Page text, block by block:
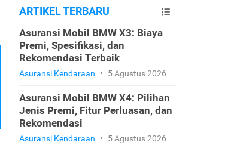
ARTIKEL TERBARU
Asuransi Mobil BMW X3: Biaya
Premi, Spesifikasi, dan
Rekomendasi Terbaik
Asuransi Kendaraan • 5 Agustus 2026
Asuransi Mobil BMW X4: Pilihan
Jenis Premi, Fitur Perluasan, dan
Rekomendasi
Asuransi Kendaraan • 5 Agustus 2026